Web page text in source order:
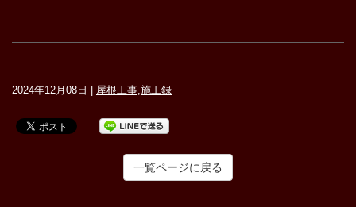
2024年12月08日 | 屋根工事,施工録
一覧ページに戻る